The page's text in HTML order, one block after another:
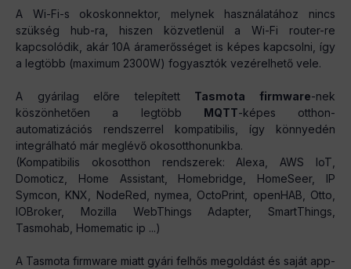
A Wi-Fi-s okoskonnektor, melynek használatához nincs
szükség hub-ra, hiszen közvetlenül a Wi-Fi router-re
kapcsolódik, akár 10A áramerősséget is képes kapcsolni, így
a legtöbb (maximum 2300W) fogyasztók vezérelhető vele.
A gyárilag előre telepített Tasmota firmware-nek
köszönhetően a legtöbb MQTT-képes otthon-
automatizációs rendszerrel kompatibilis, így könnyedén
integrálható már meglévő okosotthonunkba.
(Kompatibilis okosotthon rendszerek: Alexa, AWS IoT,
Domoticz, Home Assistant, Homebridge, HomeSeer, IP
Symcon, KNX, NodeRed, nymea, OctoPrint, openHAB, Otto,
IOBroker, Mozilla WebThings Adapter, SmartThings,
Tasmohab, Homematic ip ...)
A Tasmota firmware miatt gyári felhős megoldást és saját app-